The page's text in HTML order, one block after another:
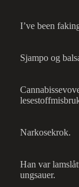
I’ve been
Sjampo og
Narkosekrok.
Han var
ungsauer.